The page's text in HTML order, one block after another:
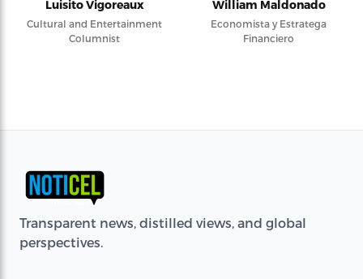
Luisito Vigoreaux
Cultural and Entertainment
Columnist
William Maldonado
Economista y Estratega
Financiero
Transparent news, distilled views, and global
perspectives.